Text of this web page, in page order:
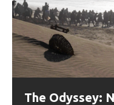
The Odyssey: